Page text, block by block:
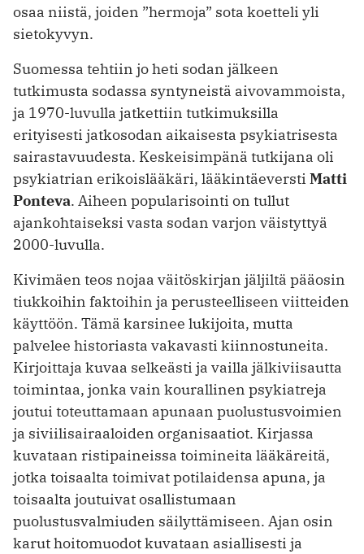
osaa niistä, joiden ”hermoja” sota koetteli yli
sietokyvyn.
Suomessa tehtiin jo heti sodan jälkeen
tutkimusta sodassa syntyneistä aivovammoista,
ja 1970-luvulla jatkettiin tutkimuksilla
erityisesti jatkosodan aikaisesta psykiatrisesta
sairastavuudesta. Keskeisimpänä tutkijana oli
psykiatrian erikoislääkäri, lääkintäeversti Matti
Ponteva. ­Aiheen popularisointi on tullut
ajankohtaiseksi vasta sodan varjon väistyttyä
2000-luvulla.
Kivimäen teos nojaa väitöskirjan jäljiltä pääosin
tiukkoihin faktoihin ja perusteelliseen viitteiden
käyttöön. Tämä karsinee lukijoita, mutta
palvelee historiasta vakavasti kiinnostuneita.
Kirjoittaja kuvaa selkeästi ja vailla jälkiviisautta
toimintaa, jonka vain kourallinen psykiatreja
joutui toteuttamaan apunaan puolustusvoimien
ja siviilisairaaloiden organisaatiot. Kirjassa
kuvataan ristipaineissa toimineita lääkäreitä,
jotka toisaalta toimivat potilaidensa apuna, ja
toisaalta joutuivat osallistumaan
puolustusvalmiuden säilyttämiseen. Ajan osin
karut hoitomuodot kuvataan asiallisesti ja